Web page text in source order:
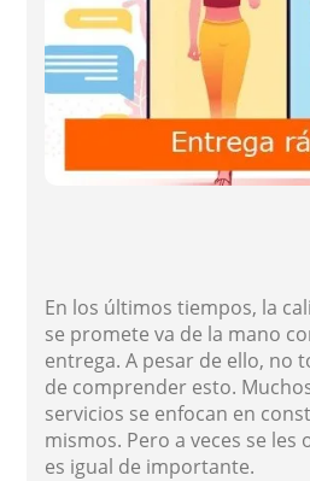
En los últimos tiempos, la
se promete va de la mano
entrega. A pesar de ello, no
de comprender esto.
servicios se enfocan en
mismos. Pero a veces se les
es igual de importante.